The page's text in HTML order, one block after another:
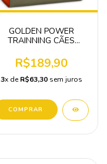
GOLDEN POWER
TRAINNING CÃES
R$189,90
3x deR$63,30sem juros